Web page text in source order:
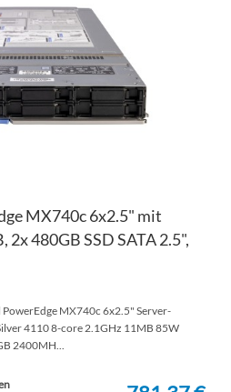
MX740c 6x2.5" mit
2x 480GB SSD SATA 2.5",
PowerEdge MX740c 6x2.5" Server-
4110 8-core 2.1GHz 11MB 85W
2400MH...